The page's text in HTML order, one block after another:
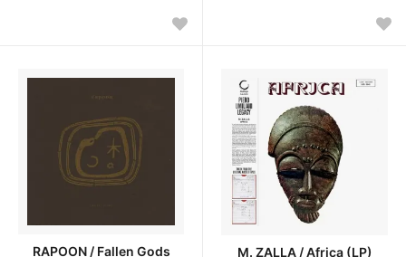
RAPOON / Fallen Gods M. ZALLA / Africa (LP)